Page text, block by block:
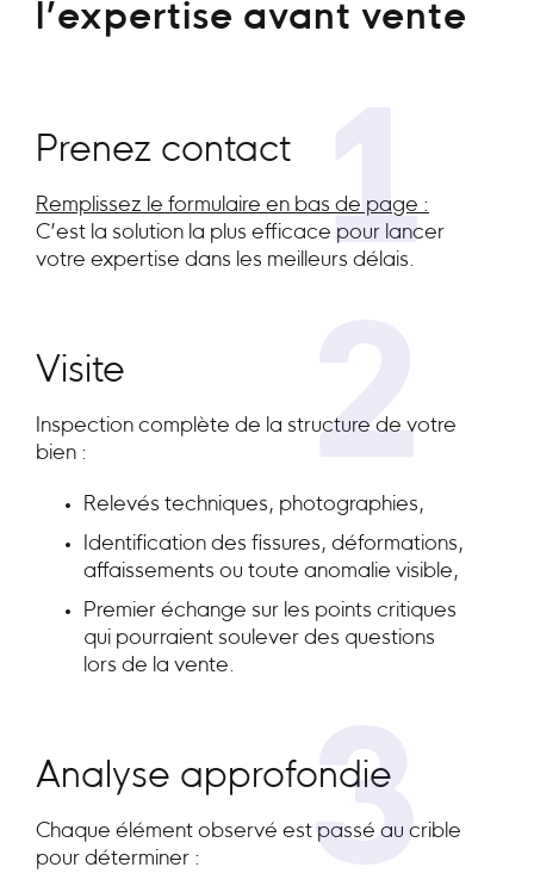
l’expertise avant vente
1
Prenez contact
Remplissez le formulaire en bas de page :
C’est la solution la plus efficace pour lancer
votre expertise dans les meilleurs délais.
2
Visite
Inspection complète de la structure de votre
bien :
Relevés techniques, photographies,
Identification des fissures, déformations,
affaissements ou toute anomalie visible,
Premier échange sur les points critiques
qui pourraient soulever des questions
lors de la vente.
3
Analyse approfondie
Chaque élément observé est passé au crible
pour déterminer :